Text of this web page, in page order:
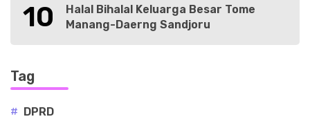
10
Halal Bihalal Keluarga Besar Tome
Manang-Daerng Sandjoru
Tag
# DPRD